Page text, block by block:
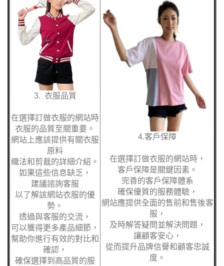
3. 衣服品質
在選擇訂做衣服的網站時
衣服的品質至關重要。
網站上應該提供有關衣服
原料
織法和剪裁的詳細介紹。
如果這些信息缺乏，
建議諮詢客服
以了解該網站衣服的優
勢。
透過與客服的交流，
可以獲得更多產品細節，
幫助你進行有效的對比和
確認，
確保選擇到高品質的服
4.客戶保障
在選擇訂做衣服的網站時，
客戶保障是關鍵因素。
完善的客戶保障體系
確保優質的服務體驗，
網站應提供全面的售前和售後客
服，
及時解答疑問並解決問題，
讓顧客安心，
從而提升品牌信譽和顧客忠誠
度。